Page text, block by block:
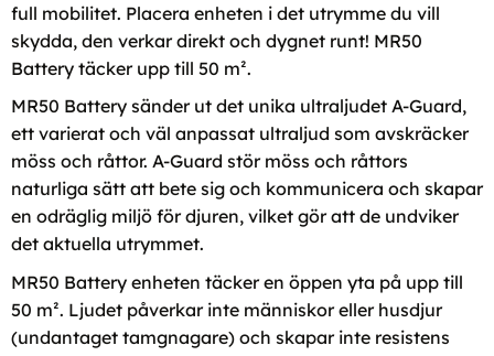
full mobilitet. Placera enheten i det utrymme du vill
skydda, den verkar direkt och dygnet runt! MR50
Battery täcker upp till 50 m².
MR50 Battery sänder ut det unika ultraljudet A-Guard,
ett varierat och väl anpassat ultraljud som avskräcker
möss och råttor. A-Guard stör möss och råttors
naturliga sätt att bete sig och kommunicera och skapar
en odräglig miljö för djuren, vilket gör att de undviker
det aktuella utrymmet.
MR50 Battery enheten täcker en öppen yta på upp till
50 m². Ljudet påverkar inte människor eller husdjur
(undantaget tamgnagare) och skapar inte resistens